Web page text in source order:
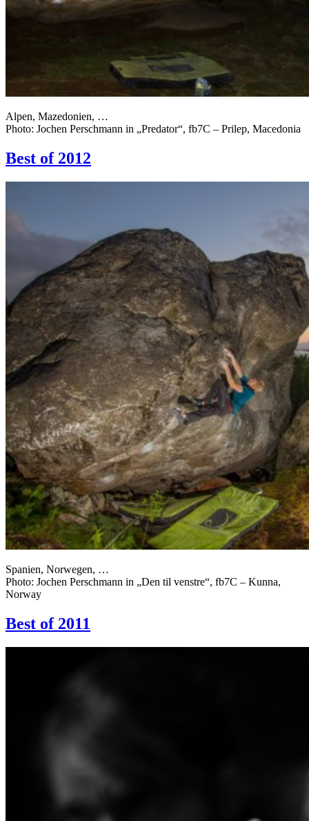
Alpen, Mazedonien, …
Photo: Jochen Perschmann in „Predator“, fb7C – Prilep, Macedonia
Best of 2012
Spanien, Norwegen, …
Photo: Jochen Perschmann in „Den til venstre“, fb7C – Kunna,
Norway
Best of 2011